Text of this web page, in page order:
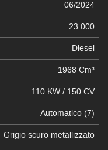
06/2024
23.000
Diesel
1968 Cm³
110 KW / 150 CV
Automatico (7)
Grigio scuro metallizzato